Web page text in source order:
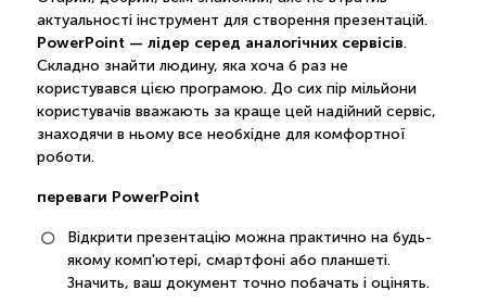
актуальності інструмент для створення презентацій.
PowerPoint — лідер серед аналогічних сервісів.
Складно знайти людину, яка хоча б раз не
користувався цією програмою. До сих пір мільйони
користувачів вважають за краще цей надійний сервіс,
знаходячи в ньому все необхідне для комфортної
роботи.
переваги PowerPoint
Відкрити презентацію можна практично на будь-
якому комп'ютері, смартфоні або планшеті.
Значить, ваш документ точно побачать і оцінять.